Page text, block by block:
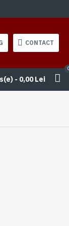
CONTACT
- 0,00 Lei